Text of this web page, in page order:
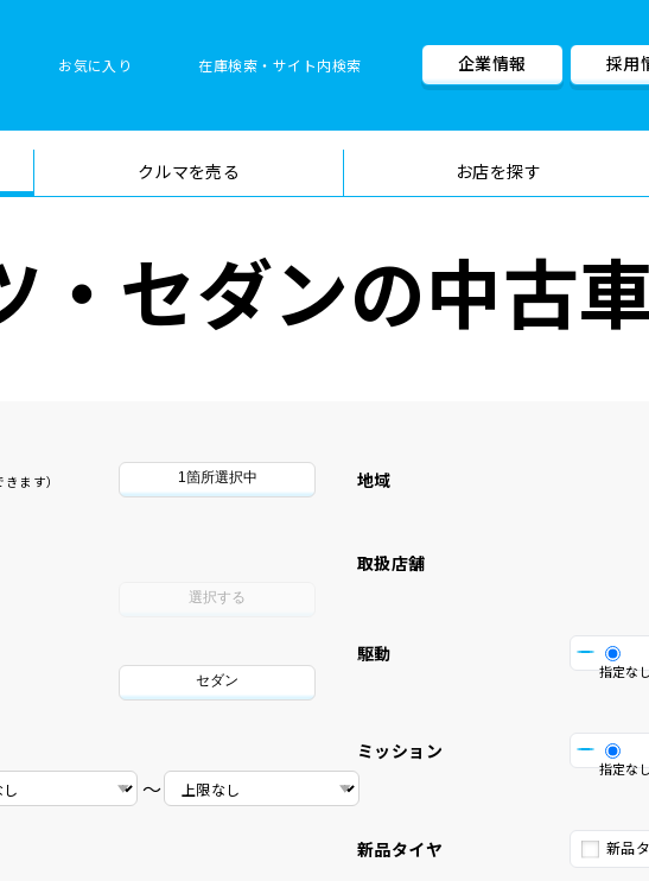
お気に入り 在庫検索・サイト内検索 企業情報 採用
クルマを売る お店を探す
車検料金・メニュー
・セダンの中古
ます） 1箇所選択中
選択する
セダン
〜
地域
取扱店舗
駆動
指定な
ミッション
指定な
新品タイヤ 新品